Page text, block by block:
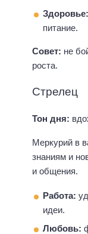
Здоровье:
питание.
Совет: не
роста.
Стрелец
Тон дня:
Меркурий в
знаниям и
и общения.
Работа:
идеи.
Любовь: